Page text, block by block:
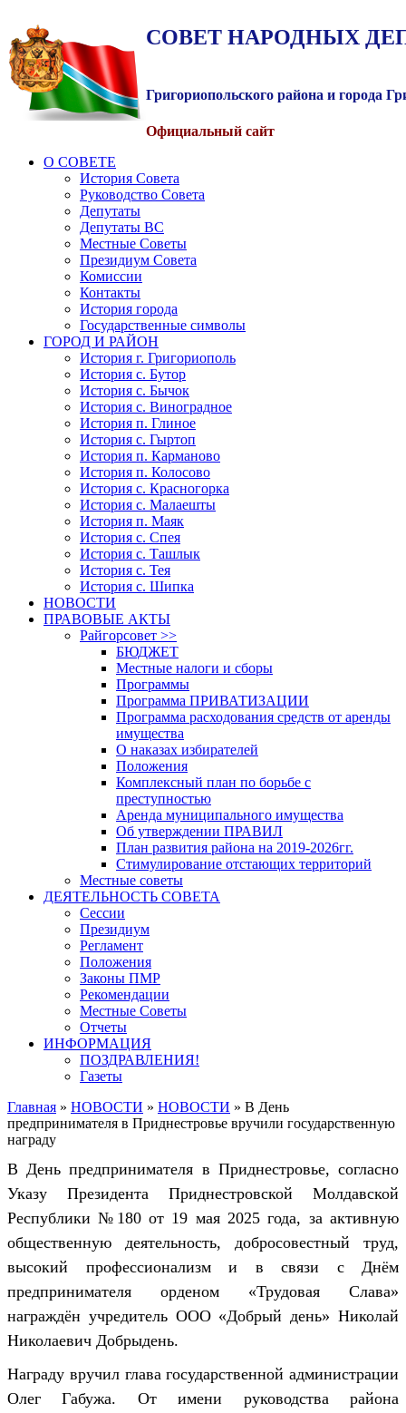
СОВЕТ НАРОДНЫХ
Григориопольского района и города
Официальный сайт
О СОВЕТЕ
История Совета
Руководство Совета
Депутаты
Депутаты ВС
Местные Советы
Президиум Совета
Комиссии
Контакты
История города
Государственные символы
ГОРОД И РАЙОН
История г. Григориополь
История с. Бутор
История с. Бычок
История с. Виноградное
История п. Глиное
История с. Гыртоп
История п. Карманово
История п. Колосово
История с. Красногорка
История с. Малаешты
История п. Маяк
История с. Спея
История с. Ташлык
История с. Тея
История с. Шипка
НОВОСТИ
ПРАВОВЫЕ АКТЫ
Райгорсовет >>
БЮДЖЕТ
Местные налоги и сборы
Программы
Программа ПРИВАТИЗАЦИИ
Программа расходования средств от аренды
имущества
О наказах избирателей
Положения
Комплексный план по борьбе с
преступностью
Аренда муниципального имущества
Об утверждении ПРАВИЛ
План развития района на 2019-2026гг.
Стимулирование отстающих территорий
Местные советы
ДЕЯТЕЛЬНОСТЬ СОВЕТА
Сессии
Президиум
Регламент
Положения
Законы ПМР
Рекомендации
Местные Советы
Отчеты
ИНФОРМАЦИЯ
ПОЗДРАВЛЕНИЯ!
Газеты
Главная » НОВОСТИ » НОВОСТИ » В День
предпринимателя в Приднестровье вручили государственную
награду
В День предпринимателя в Приднестровье, согласно
Указу Президента Приднестровской Молдавской
Республики №180 от 19 мая 2025 года, за активную
общественную деятельность, добросовестный труд,
высокий профессионализм и в связи с Днём
предпринимателя орденом «Трудовая Слава»
награждён учредитель ООО «Добрый день» Николай
Николаевич Добрыдень.
Награду вручил глава государственной администрации
Олег Габужа. От имени руководства района